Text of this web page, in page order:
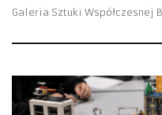
Galeria Sztuki Współczesnej